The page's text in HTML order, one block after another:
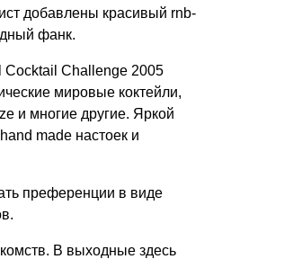
добавлены красивый rnb-
фанк.
Cocktail Challenge 2005
мировые коктейли,
и многие другие. Яркой
made настоек и
преференции в виде
В выходные здесь